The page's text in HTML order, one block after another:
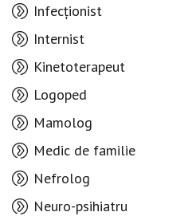
Infecționist
Internist
Kinetoterapeut
Logoped
Mamolog
Medic de familie
Nefrolog
Neuro-psihiatru